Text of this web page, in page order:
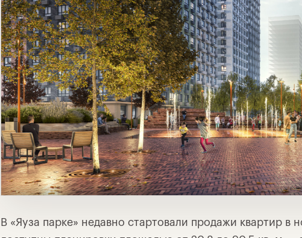
В «Яуза парке» недавно стартовали продажи квартир в